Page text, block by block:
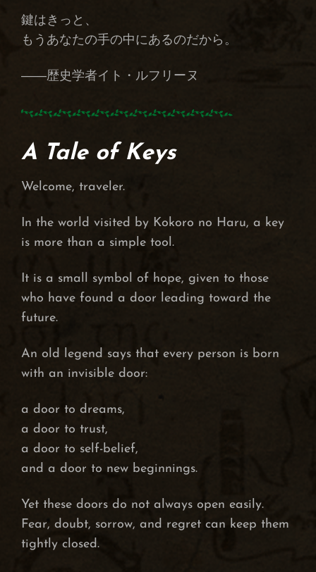
鍵はきっと、
もうあなたの手の中にあるのだから。
――歴史学者イト・ルフリーヌ
A Tale of Keys
Welcome, traveler.
In the world visited by Kokoro no Haru, a key
is more than a simple tool.
It is a small symbol of hope, given to those
who have found a door leading toward the
future.
An old legend says that every person is born
with an invisible door:
a door to dreams,
a door to trust,
a door to self-belief,
and a door to new beginnings.
Yet these doors do not always open easily.
Fear, doubt, sorrow, and regret can keep them
tightly closed.